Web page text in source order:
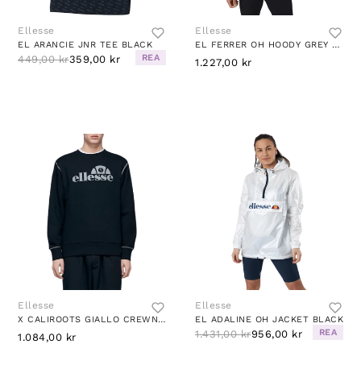
Ellesse
EL ARANCIE JNR TEE BLACK
449,00 kr359,00 kr REA
Ellesse
EL FERRER OH HOODY GREY MARL
1.227,00 kr
Ellesse
X CALIROOTS GIALLO CREWNECK BLACK
1.084,00 kr
Ellesse
EL ADALINE OH JACKET BLACK
1.431,00 kr956,00 kr REA